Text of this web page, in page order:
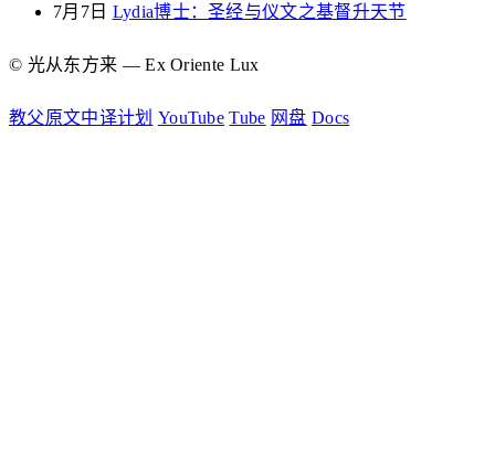
7月7日 Lydia博士：圣经与仪文之基督升天节
© 光从东方来 — Ex Oriente Lux
教父原文中译计划 YouTube Tube 网盘 Docs